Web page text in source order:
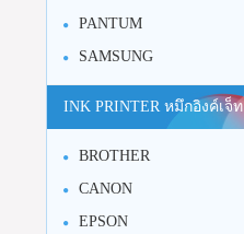
PANTUM
SAMSUNG
INK PRINTER หมึกอิงค์เจ็ท
BROTHER
CANON
EPSON